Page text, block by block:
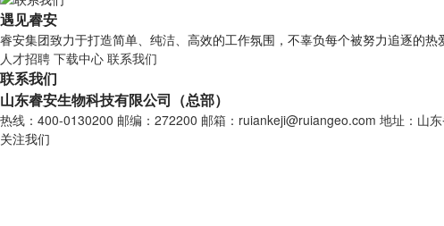
遇见睿安
睿安集团致力于打造简单、纯洁、高效的工作氛围，不辜负每个被努力追逐的热
人才招聘 下载中心 联系我们
联系我们
山东睿安生物科技有限公司（总部）
热线：400-0130200 邮编：272200 邮箱：ruiankeji@ruiangeo.com 地址：山
关注我们